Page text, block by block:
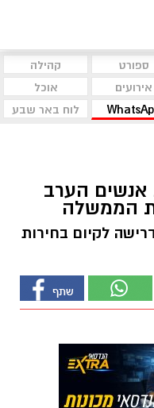
ספורט
קהילה
אירועים
אוכל
לוח באר שבע
אנשים הערב
הממשלה
לקיום בחירות